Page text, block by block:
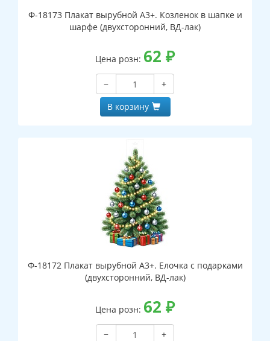
Ф-18173 Плакат вырубной А3+. Козленок в шапке и
шарфе (двухсторонний, ВД-лак)
Цена розн: 62 ₽
−
+
В корзину
Ф-18172 Плакат вырубной А3+. Елочка с подарками
(двухсторонний, ВД-лак)
Цена розн: 62 ₽
−
+